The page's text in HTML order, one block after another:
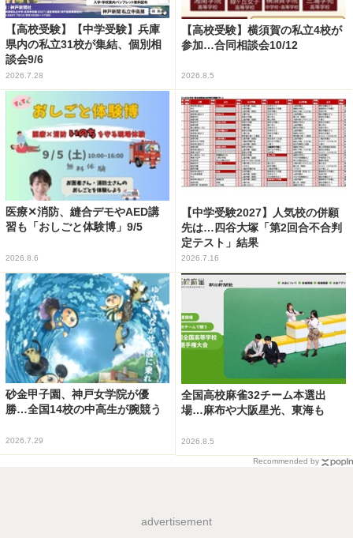
【高校受験】【中学受験】兵庫
県内の私立31校が集結、個別相
談会9/6
2026.7.28
【高校受験】横須賀の私立4校が
参加…合同相談会10/12
2026.8.5
医療✕消防、縫合デモやAED講
習も「おしごと体験博」9/5
2026.8.6
【中学受験2027】人気校の併願
先は…四谷大塚「第2回合不合判
定テスト」結果
2026.7.16
砂金甲子園、神戸女学院が優
勝…全国14校の中高生が腕競う
2026.7.29
全国高校麻雀32チーム本選出
場…麻布や大阪星光、東海も
2026.8.5
Recommended by
advertisement